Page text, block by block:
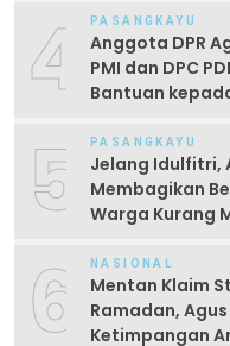
4 PASANGKAYU
Anggota DPR
PMI dan DPC
Bantuan
5 PASANGKAYU
Jelang Idulfitri,
Membagikan
Warga Kurang
6 NASIONAL
Mentan Klaim
Ramadan,
Ketimpangan